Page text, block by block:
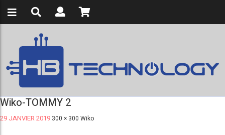
Wiko-TOMMY 2
29 JANVIER 2019 300 × 300 Wiko